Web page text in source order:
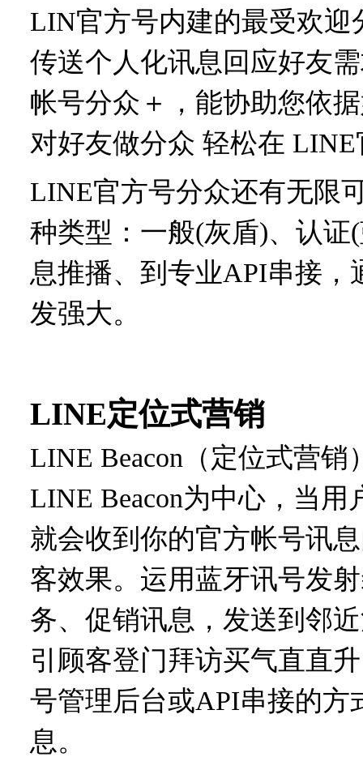
LIN官方号内建的最受欢
传送个人化讯息回应好友
帐号分众＋，能协助您依
对好友做分众 轻松在
LINE官方号分众还有无限
种类型：一般(灰盾)、认
息推播、到专业API串接
发强大。
LINE定位式营销
LINE Beacon（定位式营
LINE Beacon为中心，当
就会收到你的官方帐号讯
客效果。运用蓝牙讯号发
务、促销讯息，发送到邻
引顾客登门拜访买气直直
号管理后台或API串接的方
息。